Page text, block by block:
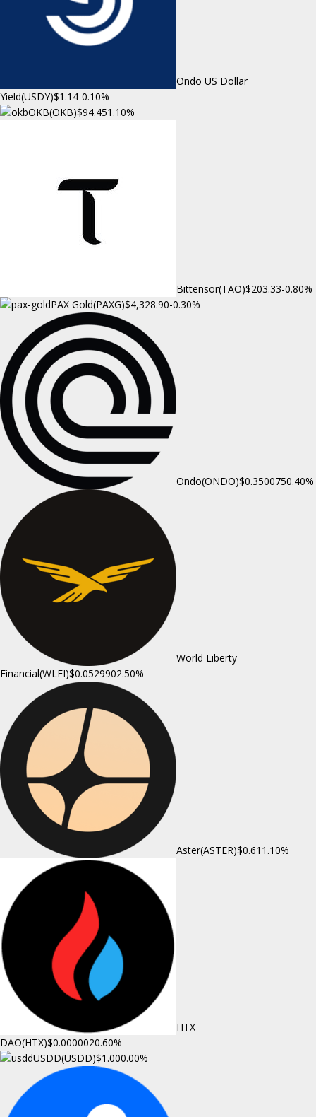
Ondo US Dollar
Yield(USDY)$1.14-0.10%
OKB(OKB)$94.451.10%
Bittensor(TAO)$203.33-0.80%
PAX Gold(PAXG)$4,328.90-0.30%
Ondo(ONDO)$0.3500750.40%
World Liberty
Financial(WLFI)$0.0529902.50%
Aster(ASTER)$0.61 1.10%
HTX
DAO(HTX)$0.0000020.60%
USDD(USDD)$1.000.00%